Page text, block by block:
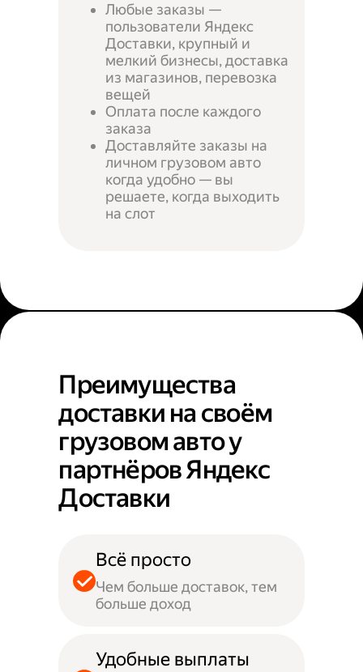
Любые заказы —
пользователи Яндекс
Доставки, крупный и
мелкий бизнесы, доставка
из магазинов, перевозка
вещей
Оплата после каждого
заказа
Доставляйте заказы на
личном грузовом авто
когда удобно — вы
решаете, когда выходить
на слот
Преимущества
доставки на своём
грузовом авто у
партнёров Яндекс
Доставки
Всё просто
Чем больше доставок, тем
больше доход
Удобные выплаты